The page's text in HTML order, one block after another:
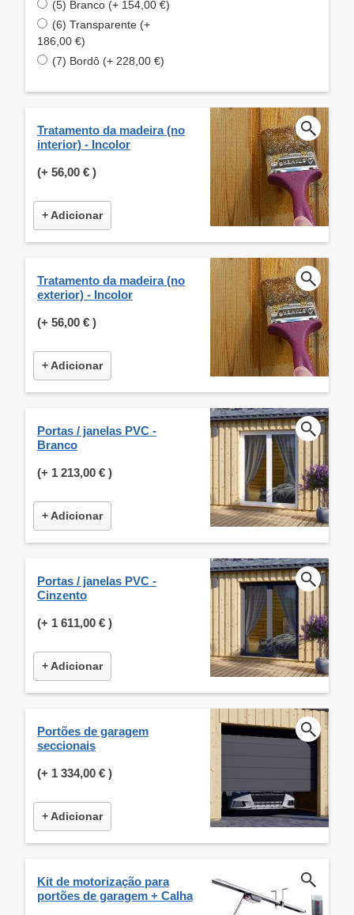
(5) Branco (+ 154,00 €)
(6) Transparente (+
186,00 €)
(7) Bordô (+ 228,00 €)
Tratamento da madeira (no
interior) - Incolor
(+ 56,00 € )
+ Adicionar
Tratamento da madeira (no
exterior) - Incolor
(+ 56,00 € )
+ Adicionar
Portas / janelas PVC -
Branco
(+ 1 213,00 € )
+ Adicionar
Portas / janelas PVC -
Cinzento
(+ 1 611,00 € )
+ Adicionar
Portões de garagem
seccionais
(+ 1 334,00 € )
+ Adicionar
Kit de motorização para
portões de garagem + Calha